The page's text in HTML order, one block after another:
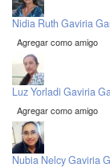
Nidia Ruth Gaviria
Agregar como amigo
Luz Yorladi Gaviria
Agregar como amigo
Nubia Nelcy Gaviria